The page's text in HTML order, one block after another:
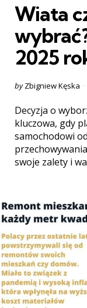
Wiata
2025
Posted
by Zbigniew Kęska
Decyzja o
kluczowa, gdy
samochodowi
swoje zalety i